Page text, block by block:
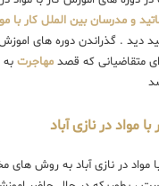
و مدرسان بین الملل کار با
دید . گذراندن دوره های
متقاضیانی که قصد مهاجرت به
مواد در نازی آباد
مواد در نازی آباد به روش های